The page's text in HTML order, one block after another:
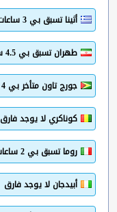
أثينا تسبق بي 3 ساعات
طهران تسبق بي 4.5 ساعات
جورج تاون متأخر بي 4 ساعات
كوناكري لا يوجد فارق
روما تسبق بي 2 ساعات
أبيدجان لا يوجد فارق